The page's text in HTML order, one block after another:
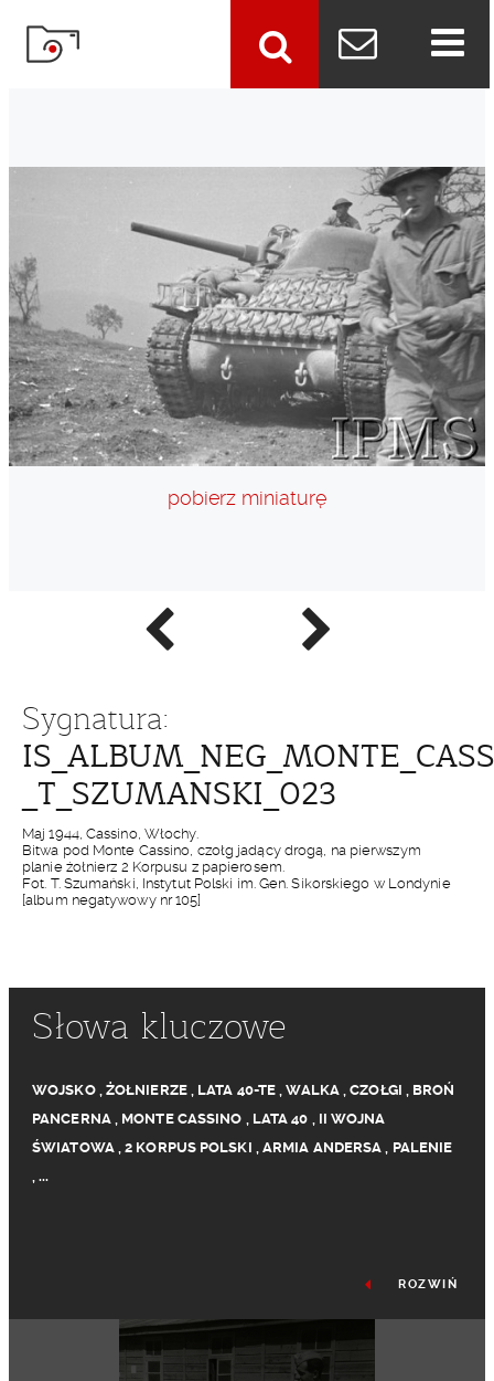
Poprzednie
zdjęcie
Następne
zdjęcie
pobierz miniaturę
Sygnatura:
_T_SZUMANSKI_023
Maj 1944, Cassino, Włochy.
Bitwa pod Monte Cassino, czołg jadący drogą, na pierwszym
planie żołnierz 2 Korpusu z papierosem.
Fot. T. Szumański, Instytut Polski im. Gen. Sikorskiego w Londynie
[album negatywowy nr 105]
Słowa kluczowe
WOJSKO, ŻOŁNIERZE, LATA 40-TE ,WALKA,CZOŁGI , BROŃ
PANCERNA, MONTE CASSINO , LATA 40 , II WOJNA
ŚWIATOWA,2 KORPUS POLSKI , ARMIA ANDERSA , PALENIE
,...
ROZWIŃ